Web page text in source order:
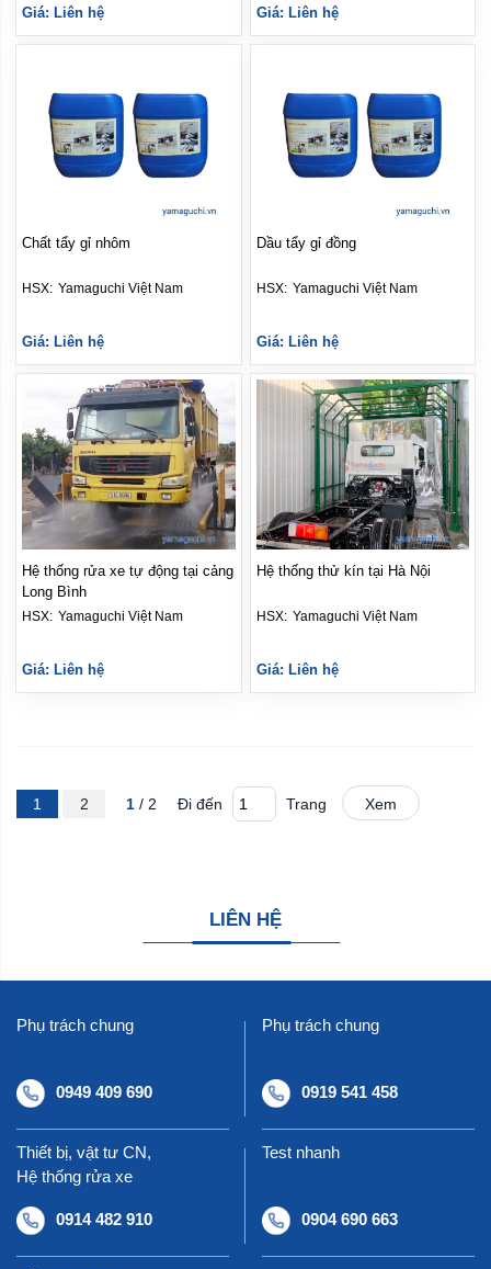
Giá: Liên hệ Giá: Liên hệ
Chất tẩy gỉ nhôm
Yamaguchi Việt Nam
Giá: Liên hệ
Dầu tẩy gỉ đồng
HSX: Yamaguchi Việt Nam
Giá: Liên hệ
Hệ thống rửa xe tự động tại cảng
Long Bình
Yamaguchi Việt Nam
Giá: Liên hệ
Hệ thống thử kín tại Hà Nội
HSX: Yamaguchi Việt Nam
Giá: Liên hệ
1 2 1 / 2 Đi đến Trang Xem
LIÊN HỆ
Phụ trách chung
0949 409 690
Phụ trách chung
0919 541 458
Thiết bị, vật tư CN,
Hệ thống rửa xe
0914 482 910
Test nhanh
0904 690 663